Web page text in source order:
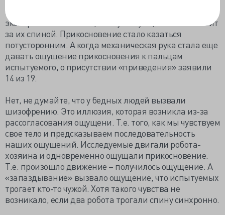
миллисекунд, 4 из 17 людей, учавствующих в
эксперименте сказали, что чувствуют, что кто-то стоит
за их спиной. Прикосновение стало казаться
потусторонним. А когда механическая рука стала еще
давать ощущение прикосновения к пальцам
испытуемого, о присутствии «приведения» заявили
14 из 19.
Нет, не думайте, что у бедных людей вызвали
шизофрению. Это иллюзия, которая возникла из-за
рассогласования ощущени. Т.е. того, как мы чувствуем
свое тело и предсказываем последовательность
наших ощущений. Исследуемые двигали робота-
хозяина и одновременно ощущали прикосновение.
Т.е. произошло движение – получилось ощущение. А
«запаздывание» вызвало ощущение, что испытуемых
трогает кто-то чужой. Хотя такого чувства не
возникало, если два робота трогали спину синхронно.